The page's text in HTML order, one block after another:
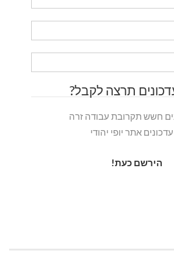
תרצה לקבל?
חשש תקרובת עבודה זרה
עדכונים אתר יופי יהודי